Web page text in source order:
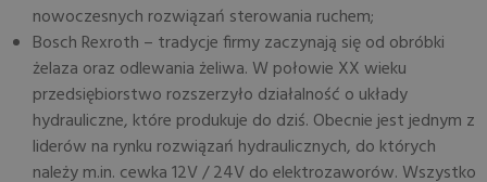
nowoczesnych rozwiązań sterowania ruchem;
Bosch Rexroth – tradycje firmy zaczynają się od obróbki
żelaza oraz odlewania żeliwa. W połowie XX wieku
przedsiębiorstwo rozszerzyło działalność o układy
hydrauliczne, które produkuje do dziś. Obecnie jest jednym z
liderów na rynku rozwiązań hydraulicznych, do których
należy m.in. cewka 12V / 24V do elektrozaworów. Wszystko